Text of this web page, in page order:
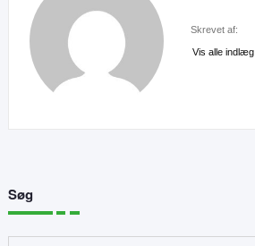
Skrevet af:
Vis alle indlæg
Søg